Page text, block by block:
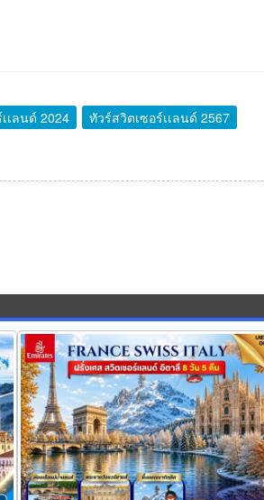
เลนด์ 2024 ทัวร์สวิตเซอร์เเลนด์ 2567
ทัวร์ยุโรป France Swiss Italy 8 Days